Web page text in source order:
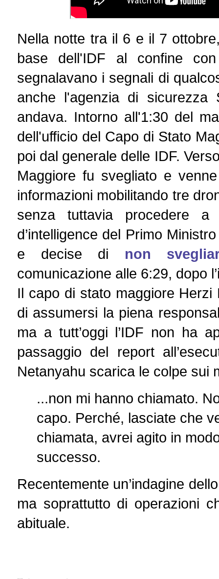
Nella notte tra il 6 e il 7
base dell'IDF al confine
segnalavano i segnali di
anche l'agenzia di
andava. Intorno all'1:30 del
dell'ufficio del Capo di Stato
poi dal generale delle IDF.
Maggiore fu svegliato e
informazioni mobilitando tre
senza tuttavia procedere a
d’intelligence del Primo
e decise di non
comunicazione alle 6:29, dopo
Il capo di stato maggiore
di assumersi la piena
ma a tutt’oggi l’IDF non ha
passaggio del report
Netanyahu scarica le colpe sui
...non mi hanno chiamato.
capo. Perché, lasciate che
chiamata, avrei agito in
successo.
Recentemente un’indagine
ma soprattutto di operazioni
abituale.